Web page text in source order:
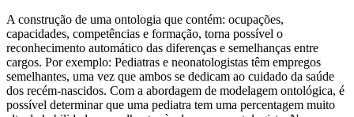
A construção de uma ontologia que contém: ocupações,
capacidades, competências e formação, torna possível o
reconhecimento automático das diferenças e semelhanças entre
cargos. Por exemplo: Pediatras e neonatologistas têm empregos
semelhantes, uma vez que ambos se dedicam ao cuidado da saúde
dos recém-nascidos. Com a abordagem de modelagem ontológica, é
possível determinar que uma pediatra tem uma percentagem muito